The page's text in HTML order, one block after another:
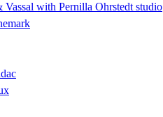
with Pernilla Ohrstedt studio